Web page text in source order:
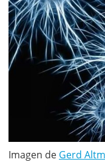
Imagen de Gerd